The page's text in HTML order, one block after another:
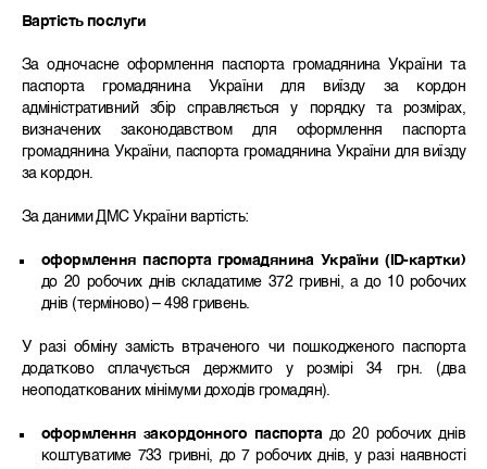
Вартість послуги
За одночасне оформлення паспорта громадянина України та
паспорта громадянина України для виїзду за кордон
адміністративний збір справляється у порядку та розмірах,
визначених законодавством для оформлення паспорта
громадянина України, паспорта громадянина України для виїзду
за кордон.
За даними ДМС України вартість:
оформлення паспорта громадянина України (ID-картки)
до 20 робочих днів складатиме 372 гривні, а до 10 робочих
днів (терміново) – 498 гривень.
У разі обміну замість втраченого чи пошкодженого паспорта
додатково сплачується держмито у розмірі 34 грн. (два
неоподаткованих мінімуми доходів громадян).
оформлення закордонного паспортадо 20 робочих днів
коштуватиме 733 гривні, до 7 робочих днів, у разі наявності